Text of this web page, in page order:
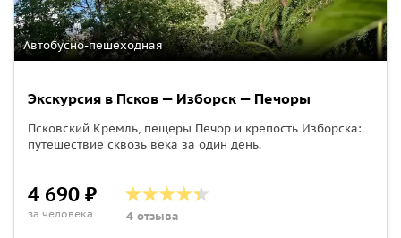
Автобусно-пешеходная
Экскурсия в Псков — Изборск — Печоры
Псковский Кремль, пещеры Печор и крепость Изборска:
путешествие сквозь века за один день.
4 690 ₽
за человека 4 отзыва